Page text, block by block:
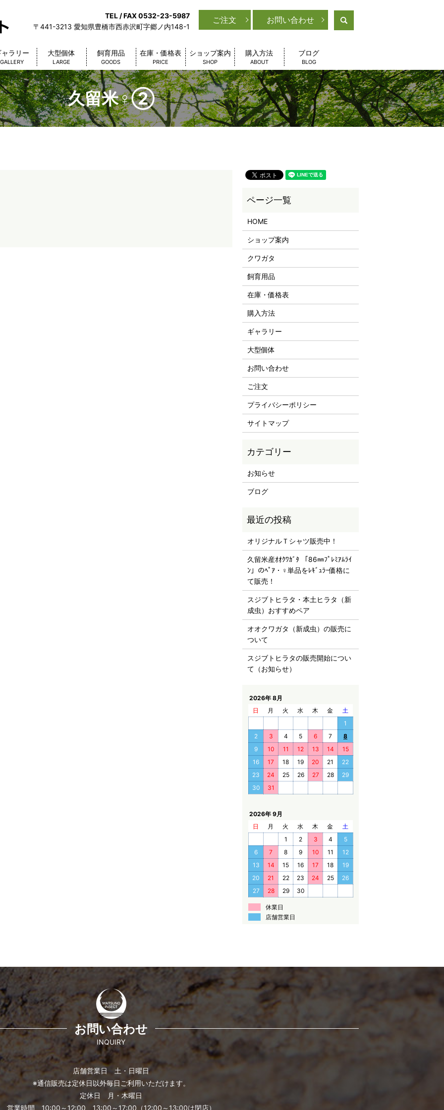
TEL / FAX 0532-23-5987
〒441-3213 愛知県豊橋市西赤沢町字郷ノ内148-1
ご注文 お問い合わせ
ャラリー
GALLERY
大型個体
LARGE
飼育用品
GOODS
在庫・価格表
PRICE
ショップ案内
SHOP
購入方法
ABOUT
ブログ
BLOG
久留米♀②
HOME
ショップ案内
クワガタ
飼育用品
在庫・価格表
購入方法
ギャラリー
大型個体
お問い合わせ
ご注文
プライバシーポリシー
サイトマップ
お知らせ
ブログ
オリジナルＴシャツ販売中！
久留米産ｵｵｸﾜｶﾞﾀ 「86㎜ﾌﾟﾚﾐｱﾑﾗｲ
ﾝ」のﾍﾟｱ・♀単品をﾚｷﾞｭﾗｰ価格に
て販売！
スジブトヒラタ・本土ヒラタ（新
成虫）おすすめペア
オオクワガタ（新成虫）の販売に
ついて
スジブトヒラタの販売開始につい
て（お知らせ）
2026年 8月
日
月 火 水 木 金
土
1
2
3 4 5 6 7
8
9
10 11 12 13 14
15
16
17 18 19 20 21
22
23
24 25 26 27 28
29
30
31
2026年 9月
日
月 火 水 木 金
土
1
2 3 4
5
6
7 8 9 10 11
12
13
14 15 16 17 18
19
20
21 22 23 24 25
26
27
28 29 30
休業日
店舗営業日
お問い合わせ
INQUIRY
店舗営業日 土・日曜日
※通信販売は定休日以外毎日ご利用いただけます。
定休日 月・木曜日
営業時間 10:00～12:00、13:00～17:00（12:00～13:00は閉店）